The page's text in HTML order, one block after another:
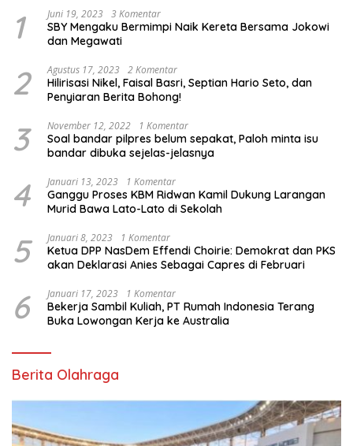
1 Juni 19, 2023 3 Komentar
SBY Mengaku Bermimpi Naik Kereta Bersama Jokowi
dan Megawati
2 Agustus 17, 2023 2 Komentar
Hilirisasi Nikel, Faisal Basri, Septian Hario Seto, dan
Penyiaran Berita Bohong!
3 November 12, 2022 1 Komentar
Soal bandar pilpres belum sepakat, Paloh minta isu
bandar dibuka sejelas-jelasnya
4 Januari 13, 2023 1 Komentar
Ganggu Proses KBM Ridwan Kamil Dukung Larangan
Murid Bawa Lato-Lato di Sekolah
5 Januari 8, 2023 1 Komentar
Ketua DPP NasDem Effendi Choirie: Demokrat dan PKS
akan Deklarasi Anies Sebagai Capres di Februari
6 Januari 17, 2023 1 Komentar
Bekerja Sambil Kuliah, PT Rumah Indonesia Terang
Buka Lowongan Kerja ke Australia
Berita Olahraga